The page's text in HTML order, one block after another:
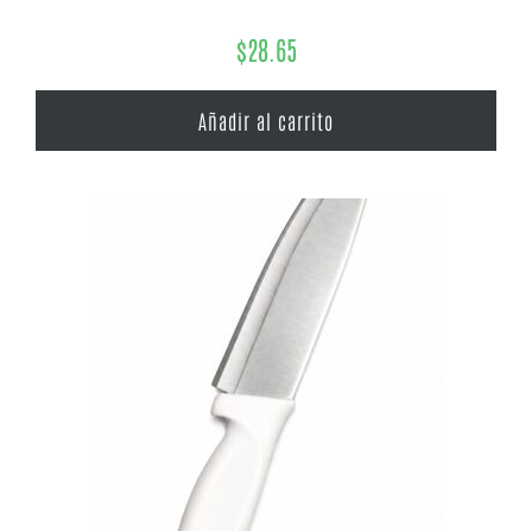
$28.65
Añadir al carrito